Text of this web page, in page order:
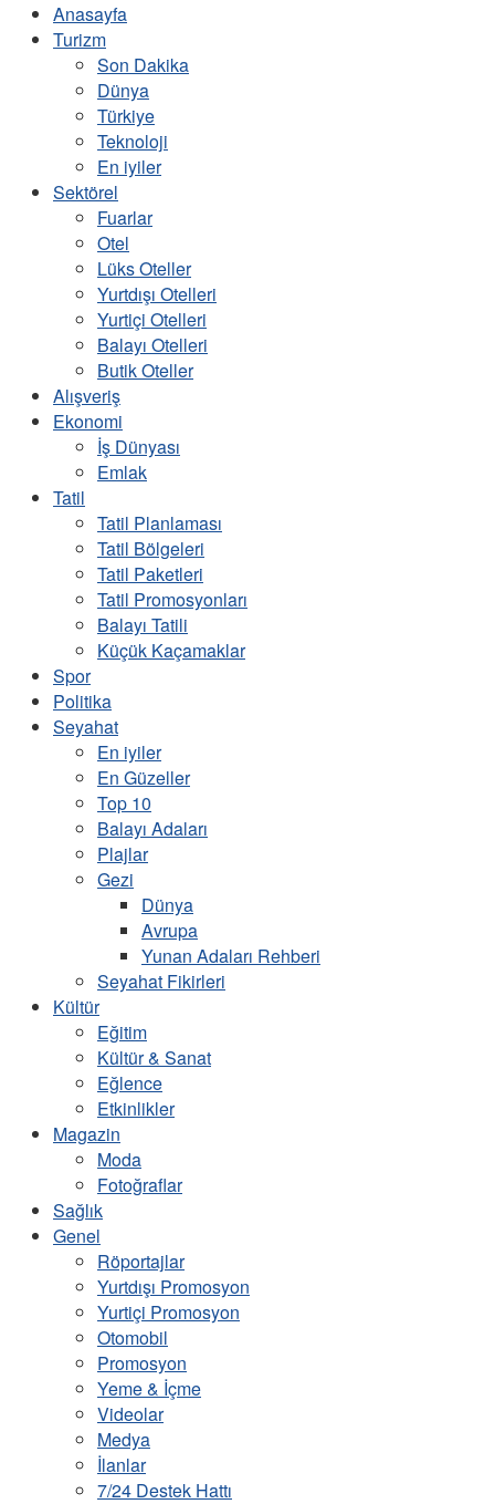
Anasayfa
Turizm
Son Dakika
Dünya
Türkiye
Teknoloji
En iyiler
Sektörel
Fuarlar
Otel
Lüks Oteller
Yurtdışı Otelleri
Yurtiçi Otelleri
Balayı Otelleri
Butik Oteller
Alışveriş
Ekonomi
İş Dünyası
Emlak
Tatil
Tatil Planlaması
Tatil Bölgeleri
Tatil Paketleri
Tatil Promosyonları
Balayı Tatili
Küçük Kaçamaklar
Spor
Politika
Seyahat
En iyiler
En Güzeller
Top 10
Balayı Adaları
Plajlar
Gezi
Dünya
Avrupa
Yunan Adaları Rehberi
Seyahat Fikirleri
Kültür
Eğitim
Kültür & Sanat
Eğlence
Etkinlikler
Magazin
Moda
Fotoğraflar
Sağlık
Genel
Röportajlar
Yurtdışı Promosyon
Yurtiçi Promosyon
Otomobil
Promosyon
Yeme & İçme
Videolar
Medya
İlanlar
7/24 Destek Hattı